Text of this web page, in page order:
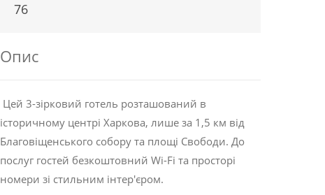
76
Опис
Цей 3-зірковий готель розташований в
історичному центрі Харкова, лише за 1,5 км від
Благовіщенського собору та площі Свободи. До
послуг гостей безкоштовний Wi-Fi та просторі
номери зі стильним інтер'єром.